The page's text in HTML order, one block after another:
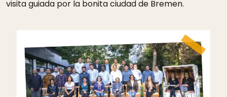
visita guiada por la bonita ciudad de Bremen.